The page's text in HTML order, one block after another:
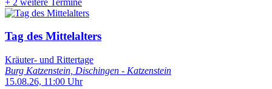
Tag des Mittelalters
Kräuter- und Rittertage
Burg Katzenstein, Dischingen - Katzenstein
15.08.26, 11:00 Uhr